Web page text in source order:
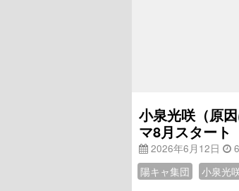
小泉光咲（原
マ8月スタート
2026年6月12日
陽キャ集団
小泉光